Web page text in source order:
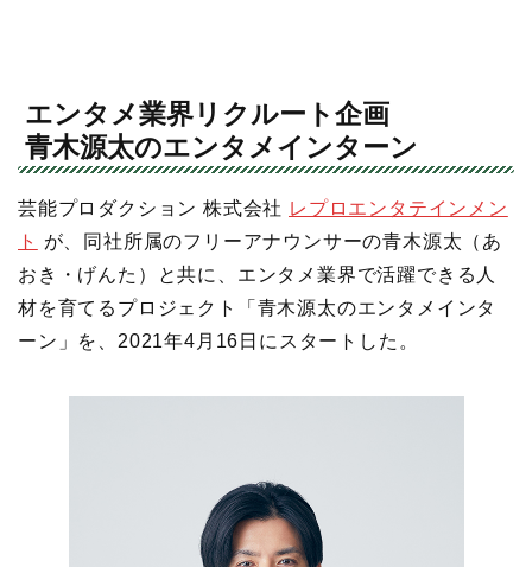
エンタメ業界リクルート企画
青木源太のエンタメインターン
芸能プロダクション 株式会社 レプロエンタテインメン
ト
が、同社所属のフリーアナウンサーの青木源太（あ
おき・げんた）と共に、エンタメ業界で活躍できる人
材を育てるプロジェクト「青木源太のエンタメインタ
ーン」を、2021年4月16日にスタートした。